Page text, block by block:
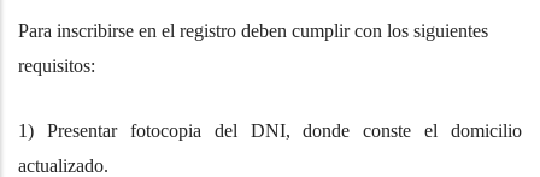
Para inscribirse en el registro deben cumplir con los siguientes
requisitos:
1) Presentar fotocopia del DNI, donde conste el domicilio
actualizado.